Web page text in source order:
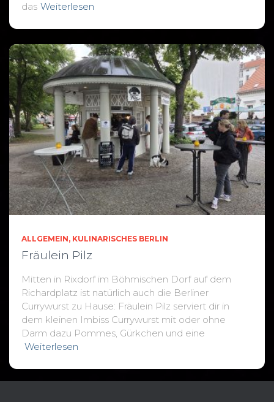
das Weiterlesen
ALLGEMEIN KULINARISCHES BERLIN
Fräulein Pilz
Mitten in Rixdorf im Böhmischen Dorf auf dem
Richardplatz ist natürlich auch die Berliner
Currywurst zu Hause: Fräulein Pilz serviert dir in
dem kleinen Imbiss Currywurst mit oder ohne
Darm dazu Pommes, Gürkchen und eine
Weiterlesen